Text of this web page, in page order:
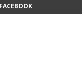
FACEBOOK